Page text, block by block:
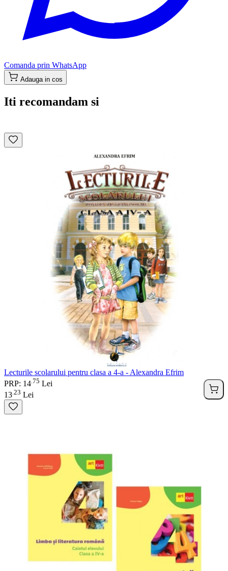
Comanda prin WhatsApp
Adauga in cos
Iti recomandam si
Lecturile scolarului pentru clasa a 4-a - Alexandra Efrim
PRP: 14 75 Lei
13 23 Lei